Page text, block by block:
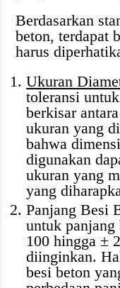
Berdasarkan
beton, terdapat
harus
Ukuran
toleransi
berkisar
ukuran yang
bahwa
digunakan
ukuran yang
yang
Panjang Besi
untuk panjang
100 hingga ±
diinginkan.
besi beton